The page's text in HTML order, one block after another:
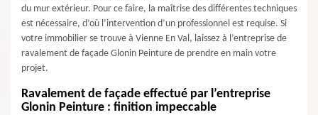
du mur extérieur. Pour ce faire, la maîtrise des différentes techniques
est nécessaire, d’où l’intervention d’un professionnel est requise. Si
votre immobilier se trouve à Vienne En Val, laissez à l’entreprise de
ravalement de façade Glonin Peinture de prendre en main votre
projet.
Ravalement de façade effectué par l’entreprise
Glonin Peinture : finition impeccable